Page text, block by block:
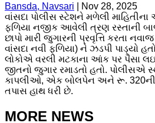
Bansda, Navsari
Nov 28, 2025
વાંસદા પોલીસ સ્ટેશને મળેલી માહિતીના
ફળિયા નજીક આવેલી ત્રણ રસ્તાની
છાપો મારી જુગારની પ્રવૃત્તિ કરતા
વાંસદા નવી ફળિયા) ને ઝડપી પાડ્યો
લોકોએ વરલી મટકાના આંક પર પૈસા
જીતનો જુગાર રમાડતો હતો. પોલીસએ
કાપલીઓ, એક બોલપેન અને રૂ. 320ની
તપાસ હાથ ધરી છે.
MORE NEWS